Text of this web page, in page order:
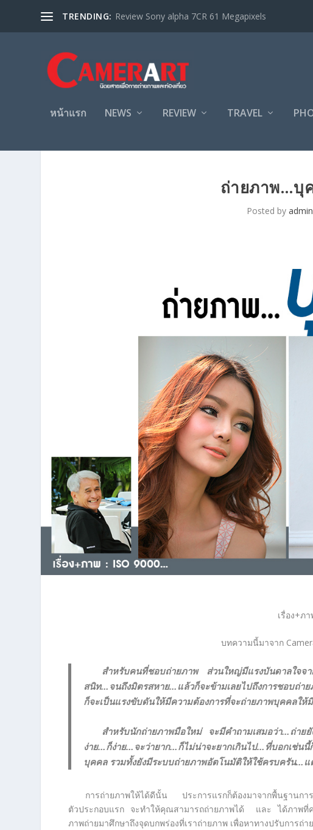
TRENDING: Review Sony alpha 7CR 61 Megapixels
หน้าแรก NEWS REVIEW TRAVEL
ถ่ายภาพ…บุ
Posted by admin
เรื่อง+ภา
บทความนี้มาจาก
สำหรับคนที่ชอบถ่ายภาพ ส่วนใหญ่มีแรงบันดาลใจ
สนิท…จนถึงมิตรสหาย…แล้วก็จะข้ามเลยไปถึงการชอบถ่
ก็จะเป็นแรงขับดันให้มีความต้องการที่จะถ่ายภาพบุคคลใ
สำหรับนักถ่ายภาพมือใหม่ จะมีคำถามเสมอว่า…ถ่า
ง่าย…ก็ง่าย…จะว่ายาก…ก็ไม่น่าจะยากเกินไป…ที่บอกเช่
บุคคล รวมทั้งยังมีระบบถ่ายภาพอัตโนมัติให้ใช้ครบครัน…
การถ่ายภาพให้ได้ดีนั้น ประการแรกก็ต้องมาจากพื้นฐานกา
ตัวประกอบแรก จะทำให้คุณสามารถถ่ายภาพได้ และ ได้ภาพ
ภาพถ่ายมาศึกษาถึงจุดบกพร่องที่เราถ่ายภาพ เพื่อหาทางปรับการ